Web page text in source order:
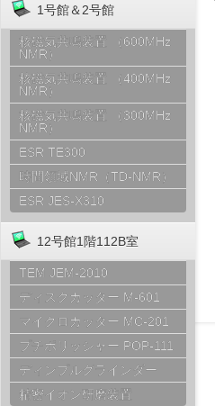
1号館＆2号館
核磁気共鳴装置 （600MHz
NMR）
核磁気共鳴装置 （400MHz
NMR）
核磁気共鳴装置 （300MHz
NMR）
ESR TE300
時間領域NMR（TD-NMR）
ESR JES-X310
12号館1階112B室
TEM JEM-2010
ディスクカッター M-601
マイクロカッター MC-201
プチポリッシャー POP-111
ディンプルグラインダー
精密イオン研磨装置